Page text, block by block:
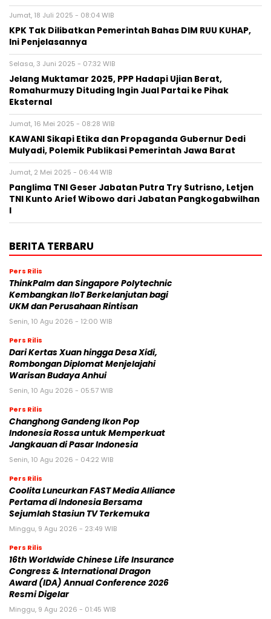
Jumat, 18 Juli 2025 - 08:04 WIB
KPK Tak Dilibatkan Pemerintah Bahas DIM RUU KUHAP,
Ini Penjelasannya
Selasa, 3 Juni 2025 - 07:32 WIB
Jelang Muktamar 2025, PPP Hadapi Ujian Berat,
Romahurmuzy Dituding Ingin Jual Partai ke Pihak
Eksternal
Jumat, 16 Mei 2025 - 08:28 WIB
KAWANI Sikapi Etika dan Propaganda Gubernur Dedi
Mulyadi, Polemik Publikasi Pemerintah Jawa Barat
Jumat, 2 Mei 2025 - 06:44 WIB
Panglima TNI Geser Jabatan Putra Try Sutrisno, Letjen
TNI Kunto Arief Wibowo dari Jabatan Pangkogabwilhan
I
BERITA TERBARU
Pers Rilis
ThinkPalm dan Singapore Polytechnic
Kembangkan IIoT Berkelanjutan bagi
UKM dan Perusahaan Rintisan
Senin, 10 Agu 2026 - 12:00 WIB
Pers Rilis
Dari Kertas Xuan hingga Desa Xidi,
Rombongan Diplomat Menjelajahi
Warisan Budaya Anhui
Senin, 10 Agu 2026 - 05:57 WIB
Pers Rilis
Changhong Gandeng Ikon Pop
Indonesia Rossa untuk Memperkuat
Jangkauan di Pasar Indonesia
Senin, 10 Agu 2026 - 04:22 WIB
Pers Rilis
Coolita Luncurkan FAST Media Alliance
Pertama di Indonesia Bersama
Sejumlah Stasiun TV Terkemuka
Minggu, 9 Agu 2026 - 23:49 WIB
Pers Rilis
16th Worldwide Chinese Life Insurance
Congress & International Dragon
Award (IDA) Annual Conference 2026
Resmi Digelar
Minggu, 9 Agu 2026 - 01:45 WIB